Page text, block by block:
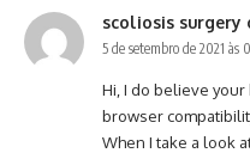
scoliosis surgery
5 de setembro de 2021 às
Hi, I do believe
browser
When I take a look